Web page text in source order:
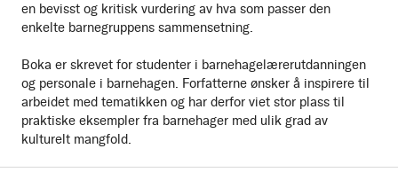
en bevisst og kritisk vurdering av hva som passer den
enkelte barnegruppens sammensetning.
Boka er skrevet for studenter i barnehagelærerutdanningen
og personale i barnehagen. Forfatterne ønsker å inspirere til
arbeidet med tematikken og har derfor viet stor plass til
praktiske eksempler fra barnehager med ulik grad av
kulturelt mangfold.